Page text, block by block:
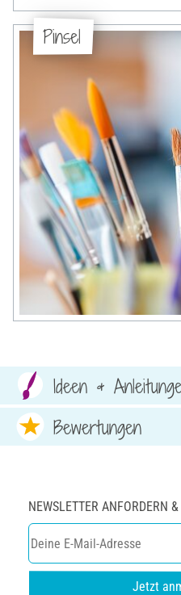
Pinsel
Ideen &
Bewertungen
NEWSLETTER ANFORDERN
Jetzt